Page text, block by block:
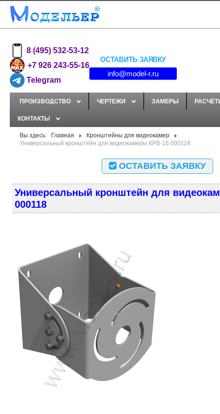
8 (495) 532-53-12
+7 926 243-55-16
Telegram
ОСТАВИТЬ ЗАЯВКУ
info@model-r.ru
ПРОИЗВОДСТВО ЧЕРТЕЖИ ЗАМЕРЫ
КОНТАКТЫ
Вы здесь: Главная
Кронштейны для видеокамер
Универсальный кронштейн для видеокамеры КРВ-16 000118
ОСТАВИТЬ ЗАЯВКУ
Универсальный кронштейн для
000118